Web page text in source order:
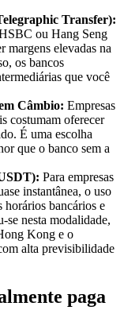
Transfer):
ou Hang Seng
margens elevadas na
os bancos
que você
Câmbio: Empresas
costumam oferecer
É uma escolha
que o banco sem a
Para empresas
instantânea, o uso
horários bancários e
se nesta modalidade,
Kong e o
alta previsibilidade
paga